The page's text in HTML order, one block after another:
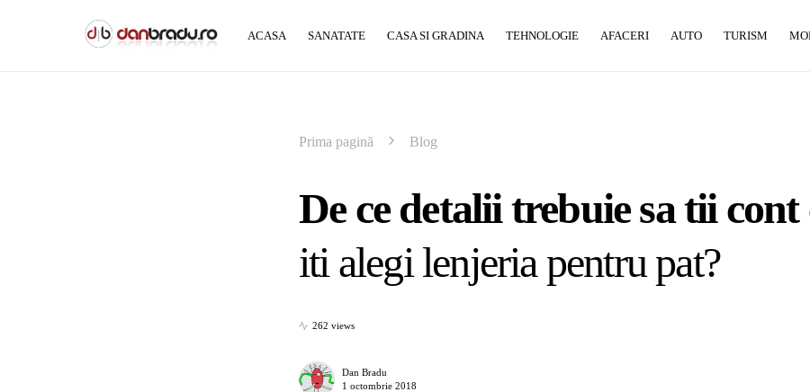
ACASA SANATATE CASA SI GRADINA TEHNOLOGIE AFACERI AUTO TURISM
Prima pagină Blog
De ce detalii trebuie sa tii cont
iti alegi lenjeria pentru pat?
262 views
Dan Bradu
1 octombrie 2018